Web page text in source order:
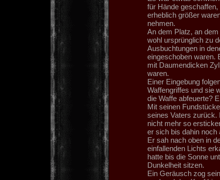
für Hände
erheblich größer
nehmen.
An dem Platz, an
wohl ursprünglich zu
Ausbuchtungen in
eingeschoben waren.
mit Daumendicken
waren.
Einer Eingebung
Waffengriffes und sie
die Waffe abfeuerte?
Mit seinen
seines Vaters zurück.
nicht mehr so
er sich bis dahin noch
Er sah nach oben in
einfallenden Lichts
hatte bis die Sonne
Dunkelheit sitzen.
Ein Geräusch zog